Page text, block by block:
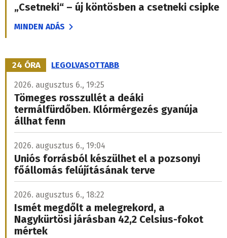
„Csetneki“ – új köntösben a csetneki csipke
MINDEN ADÁS
24 ÓRA LEGOLVASOTTABB
2026. augusztus 6., 19:25
Tömeges rosszullét a deáki
termálfürdőben. Klórmérgezés gyanúja
állhat fenn
2026. augusztus 6., 19:04
Uniós forrásból készülhet el a pozsonyi
főállomás felújításának terve
2026. augusztus 6., 18:22
Ismét megdőlt a melegrekord, a
Nagykürtösi járásban 42,2 Celsius-fokot
mértek